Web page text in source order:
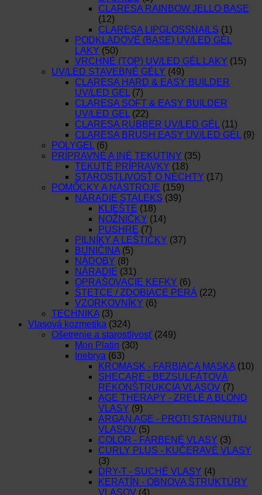
CLARESA RAINBOW JELLO BASE
(12)
CLARESA LIPGLOSSNAILS (1)
PODKLADOVÉ (BASE) UV/LED GÉL
LAKY (50)
VRCHNÉ (TOP) UV/LED GÉL LAKY (15)
UV/LED STAVEBNÉ GÉLY (49)
CLARESA HARD & EASY BUILDER
UV/LED GEL (7)
CLARESA SOFT & EASY BUILDER
UV/LED GEL (22)
CLARESA RUBBER UV/LED GÉL (11)
CLARESA BRUSH EASY UV/LED GÉL (9)
POLYGEL (6)
PRÍPRAVNÉ A INÉ TEKUTINY (35)
TEKUTÉ PRÍPRAVKY (18)
STAROSTLIVOSŤ O NECHTY (17)
POMÔCKY A NÁSTROJE (159)
NÁRADIE STALEKS (39)
KLIEŠTE (18)
NOŽNIČKY (14)
PUSHRE (7)
PILNÍKY A LEŠTIČKY (37)
BUNIČINA (5)
NÁDOBY (8)
NÁRADIE (31)
OPRAŠOVACIE KEFKY (6)
ŠTETCE / ZDOBIACE PERÁ (22)
VZORKOVNÍKY (6)
TECHNIKA (3)
Vlasová kozmetika (324)
Ošetrenie a starostlivosť (249)
Mon Platin (30)
Inebrya (63)
KROMASK - FARBIACA MASKA (10)
SHECARE - BEZSULFÁTOVÁ
REKONŠTRUKCIA VLASOV (7)
AGE THERAPY - ZRELÉ A BLOND
VLASY (9)
ARGAN AGE - PROTI STARNUTIU
VLASOV (5)
COLOR - FARBENÉ VLASY (3)
CURLY PLUS - KUČERAVÉ VLASY
(3)
DRY-T - SUCHÉ VLASY (4)
KERATÍN - OBNOVA ŠTRUKTÚRY
VLASOV (4)